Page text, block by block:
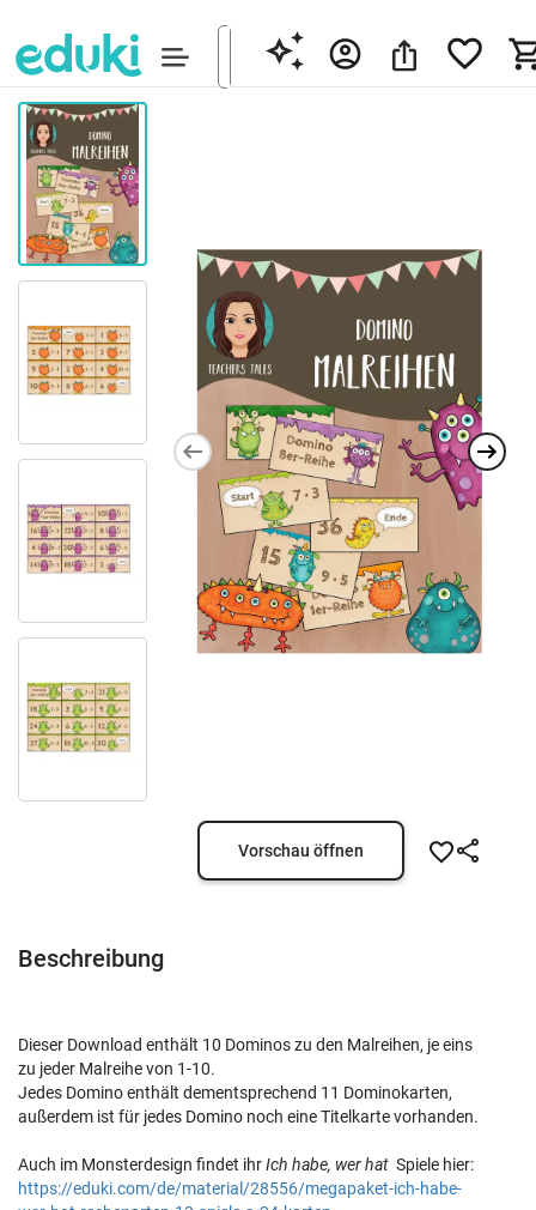
Vorschau öffnen
Beschreibung
Dieser Download enthält 10 Dominos zu den Malreihen, je eins
zu jeder Malreihe von 1-10.
Jedes Domino enthält dementsprechend 11 Dominokarten,
außerdem ist für jedes Domino noch eine Titelkarte vorhanden.
Auch im Monsterdesign findet ihrIch habe, wer hat Spiele hier:
https://eduki.com/de/material/28556/megapaket-ich-habe-